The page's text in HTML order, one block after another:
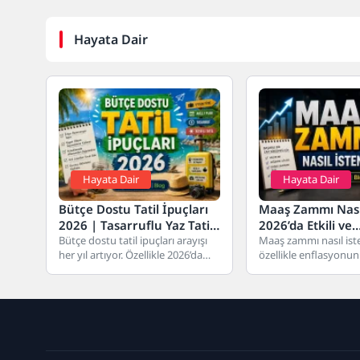
Hayata Dair
Hayata Dair
Bütçe Dostu Tatil İpuçları
2026 | Tasarruflu Yaz Tatili
İçin En Pratik Rehber
Bütçe dostu tatil ipuçları arayışı
her yıl artıyor. Özellikle 2026’da
Hayata Dair
Maaş Zammı
2026’da Etkili ve
Profesyonel
Maaş zammı nasıl
özellikle